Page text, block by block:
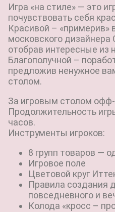
Игра «на стиле» — это
почувствовать себя
Красивой – «примерив»
московского дизайнера
отобрав интересные из
Благополучной –
предложив ненужное
столом.
За игровым столом
Продолжительность
часов.
Инструменты игроков:
8 групп товаров —
Игровое поле
Цветовой круг
Правила создания
повседневного и
Колода «кросс –